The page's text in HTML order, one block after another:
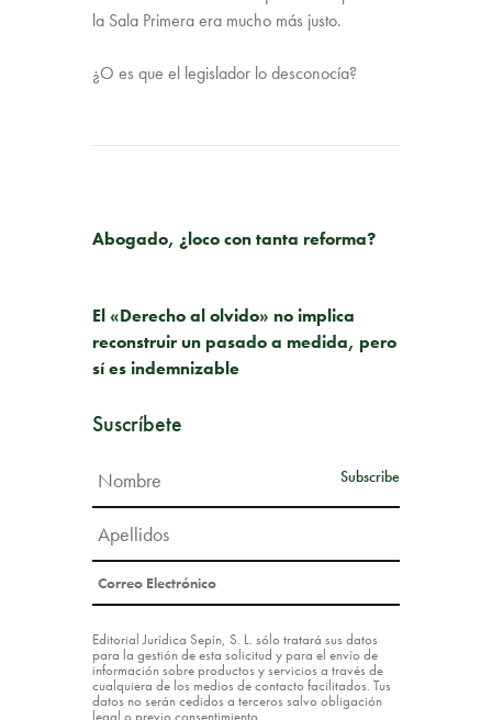
la Sala Primera era mucho más justo.
¿O es que el legislador lo desconocía?
Abogado, ¿loco con tanta reforma?
El «Derecho al olvido» no implica
reconstruir un pasado a medida, pero
sí es indemnizable
Suscríbete
Editorial Jurídica Sepín, S. L. sólo tratará sus datos
para la gestión de esta solicitud y para el envío de
información sobre productos y servicios a través de
cualquiera de los medios de contacto facilitados. Tus
datos no serán cedidos a terceros salvo obligación